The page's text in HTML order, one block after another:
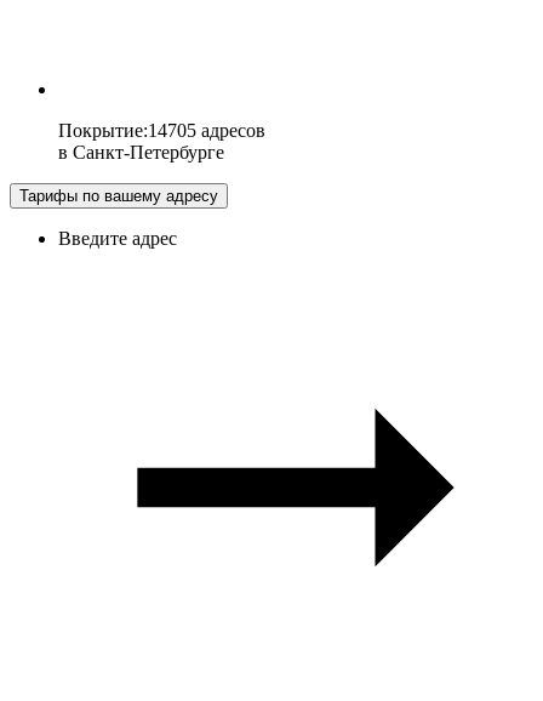
Покрытие:14705 адресов
в Санкт-Петербурге
Тарифы по вашему адресу
Введите адрес